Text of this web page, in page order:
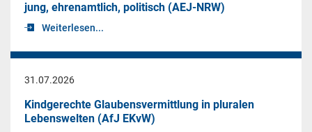
jung, ehrenamtlich, politisch (AEJ-NRW)
Weiterlesen...
31.07.2026
Kindgerechte Glaubensvermittlung in pluralen
Lebenswelten (AfJ EKvW)